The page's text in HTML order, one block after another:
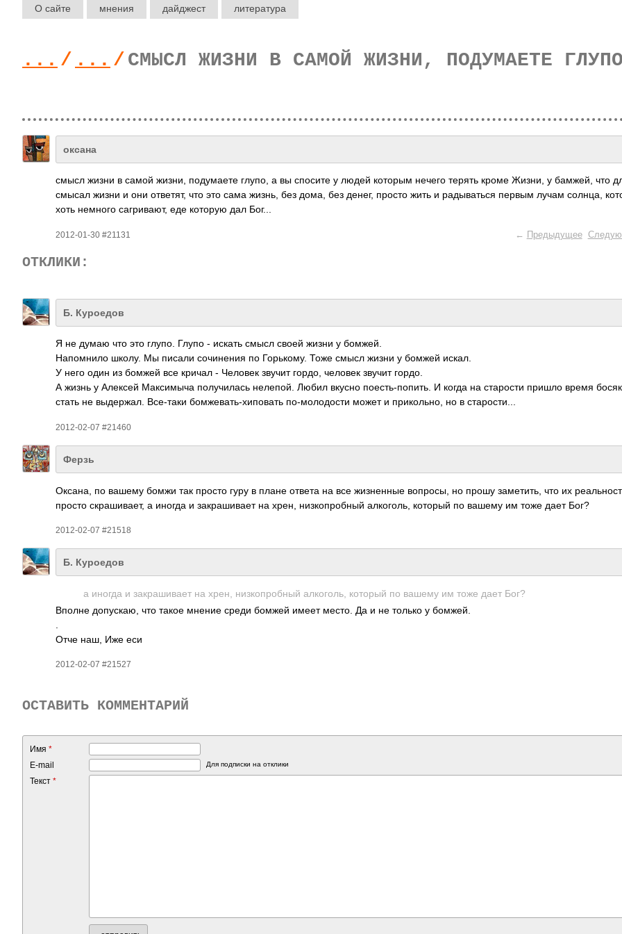
О сайте мнения дайджест литература
... / ... / СМЫСЛ ЖИЗНИ В САМОЙ ЖИЗНИ, ПОДУМАЕТЕ
оксана
смысл жизни в самой жизни, поду­маете глупо, а вы спосите у людей которым нечего терять кроме Жизни, у бамжей, что
смысал жизни и они отве­тят, что это сама жизнь, без дома, без денег, просто жить и рады­ваться первым лучам солнца,
хоть немного сагр­ивают, еде которую дал Бог...
2012-01-30 #21131 ← Предыдущее
ОТКЛИКИ:
Б. Куроедов
Я не думаю что это глупо. Глупо - искать смысл своей жизни у бомжей.
Напо­мнило школу. Мы писали сочи­нения по Горь­кому. Тоже смысл жизни у бомжей искал.
У него один из бомжей все кричал - Человек звучит гордо, человек звучит гордо.
А жизнь у Алексей Макс­имыча полу­чилась неле­пой. Любил вкусно поес­ть-п­опить. И когда на стар­ости пришло время
стать не выде­ржал. Все-­таки бомж­еват­ь-хи­повать по-м­олод­ости может и прик­ольно, но в стар­ости­...
2012-02-07 #21460
Ферзь
Оксана, по вашему бомжи так просто гуру в плане ответа на все жизн­енные вопр­осы, но прошу заме­тить, что их
просто скра­шива­ет, а иногда и закр­ашив­ает на хрен, низк­опро­бный алко­голь, который по вашему им тоже дает Бог?
2012-02-07 #21518
Б. Куроедов
а иногда и закр­ашив­ает на хрен, низк­опро­бный алко­голь, который по вашему им тоже дает Бог?
Вполне допу­скаю, что такое мнение среди бомжей имеет место. Да и не только у бомжей.
Отче наш, Иже еси
2012-02-07 #21527
ОСТАВИТЬ КОММЕНТАРИЙ
Имя *
E-mail
Для подписки на отклики
Текст *